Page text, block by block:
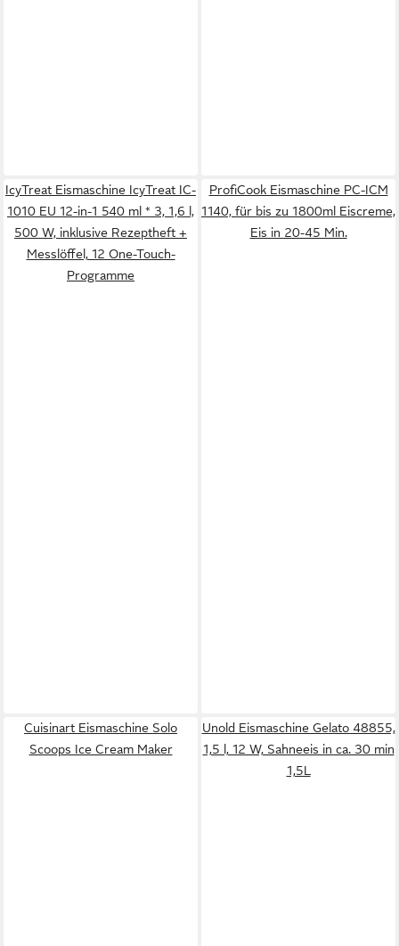
IcyTreat Eismaschine IcyTreat IC-
1010 EU 12-in-1 540 ml * 3, 1,6 l,
500 W, inklusive Rezeptheft +
Messlöffel, 12 One-Touch-
Programme
ProfiCook Eismaschine PC-ICM
1140, für bis zu 1800ml Eiscreme,
Eis in 20-45 Min.
Cuisinart Eismaschine Solo
Scoops Ice Cream Maker
Unold Eismaschine Gelato 48855,
1,5 l, 12 W, Sahneeis in ca. 30 min
1,5L